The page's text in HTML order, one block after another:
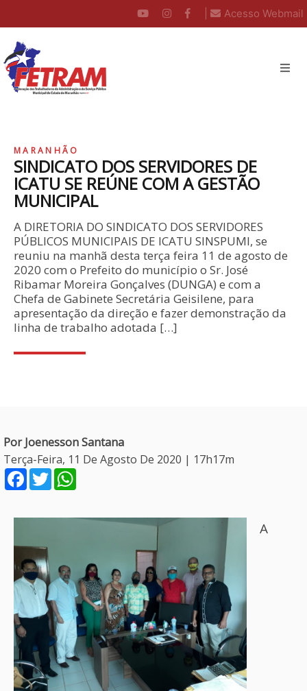
Acesso Webmail
MARANHÃO
SINDICATO DOS SERVIDORES DE
ICATU SE REÚNE COM A GESTÃO
MUNICIPAL
A DIRETORIA DO SINDICATO DOS SERVIDORES
PÚBLICOS MUNICIPAIS DE ICATU SINSPUMI, se
reuniu na manhã desta terça feira 11 de agosto de
2020 com o Prefeito do município o Sr. José
Ribamar Moreira Gonçalves (DUNGA) e com a
Chefa de Gabinete Secretária Geisilene, para
apresentação da direção e fazer demonstração da
linha de trabalho adotada […]
Por Joenesson Santana
Terça-Feira, 11 De Agosto De 2020 | 17h17m
Facebook
Twitter
A